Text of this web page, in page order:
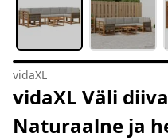
vidaXL
vidaXL Väli
Naturaalne ja